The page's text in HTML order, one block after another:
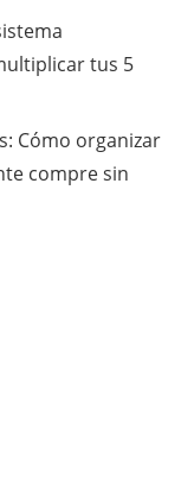
tus 5
Cómo organizar
compre sin